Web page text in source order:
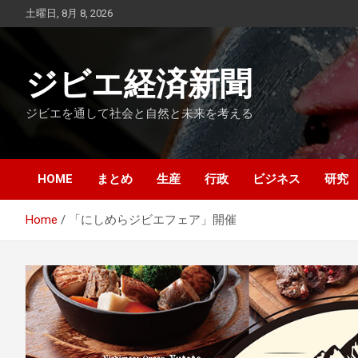
to
土曜日, 8月 8, 2026
ジビエ経済新聞
ジビエを通して社会と自然と未来を考える
HOME まとめ 生産 行政 ビジネス 研究
Home 「にしめらジビエフェア」開催